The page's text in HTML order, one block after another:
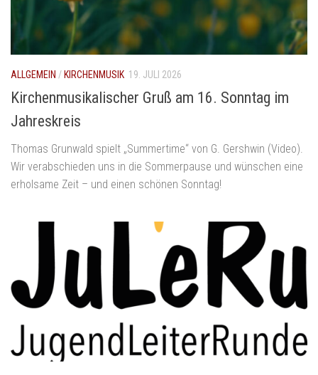
ALLGEMEIN / KIRCHENMUSIK 19. JULI 2026
Kirchenmusikalischer Gruß am 16. Sonntag im
Jahreskreis
Thomas Grunwald spielt „Summertime“ von G. Gershwin (Video).
Wir verabschieden uns in die Sommerpause und wünschen eine
erholsame Zeit – und einen schönen Sonntag!